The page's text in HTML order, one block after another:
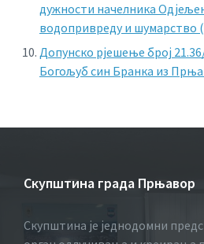
дужности начелника
водопривреду и шумарство
Допунско рјешење број
Богољуб син Бранка из
Скупштина града Прњавор
Скупштина је једнодомни